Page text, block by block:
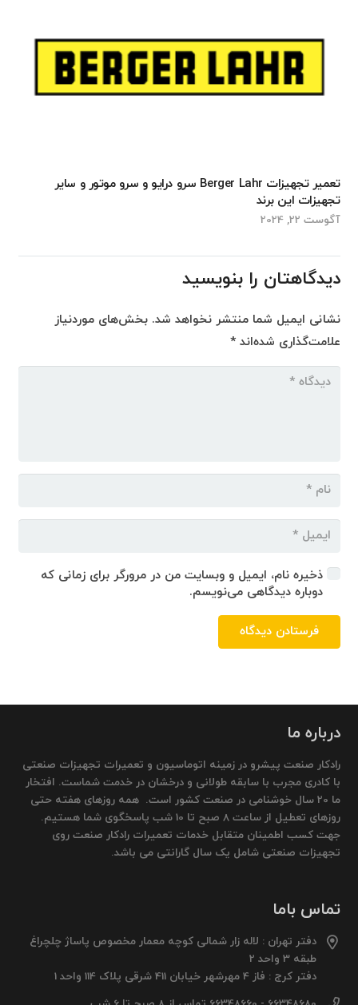
تعمیر تجهیزات Berger Lahr سرو درایو و سرو موتور و سایر
تجهیزات این برند
آگوست 22, 2024
دیدگاهتان را بنویسید
نشانی ایمیل شما منتشر نخواهد شد. بخش‌های موردنیاز
علامت‌گذاری شده‌اند*
ذخیره نام، ایمیل و وبسایت من در مرورگر برای زمانی که
دوباره دیدگاهی می‌نویسم.
فرستادن دیدگاه
درباره ما
رادکار صنعت پیشرو در زمینه اتوماسیون و تعمیرات تجهیزات صنعتی
با کادری مجرب با سابقه طولانی و درخشان در خدمت شماست. افتخار
ما 20 سال خوشنامی در صنعت کشور است. همه روزهای هفته حتی
روزهای تعطیل از ساعت 8 صبح تا 10 شب پاسخگوی شما هستیم.
جهت کسب اطمینان متقابل خدمات تعمیرات رادکار صنعت روی
تجهیزات صنعتی شامل یک سال گارانتی می باشد.
تماس باما
دفتر تهران : لاله زار شمالی کوچه معمار مخصوص پاساژ چلچراغ
طبقه 3 واحد 2
دفتر کرج : فاز 4 مهرشهر خیابان 411 شرقی پلاک 114 واحد 1